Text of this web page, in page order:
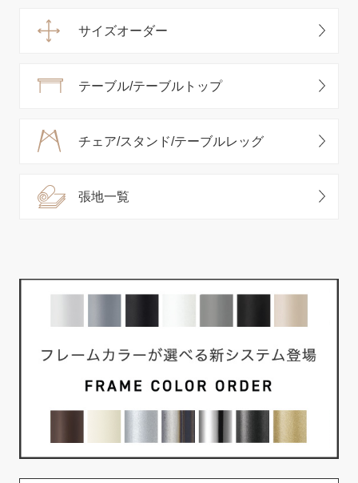
サイズオーダー
テーブル/テーブルトップ
チェア/スタンド/テーブルレッグ
張地一覧